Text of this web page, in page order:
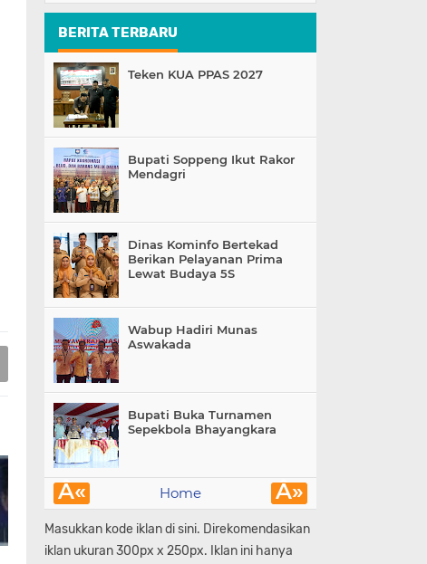
BERITA TERBARU
Teken KUA PPAS 2027
Bupati Soppeng Ikut Rakor
Mendagri
Dinas Kominfo Bertekad
Berikan Pelayanan Prima
Lewat Budaya 5S
Wabup Hadiri Munas
Aswakada
Bupati Buka Turnamen
Sepekbola Bhayangkara
Â« Â»
Home
Masukkan kode iklan di sini. Direkomendasikan
iklan ukuran 300px x 250px. Iklan ini hanya